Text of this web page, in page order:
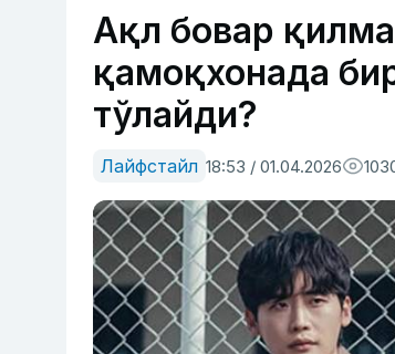
Ақл бовар
қамоқхонада
тўлайди?
Лайфстайл 18:53 / 01.04.2026